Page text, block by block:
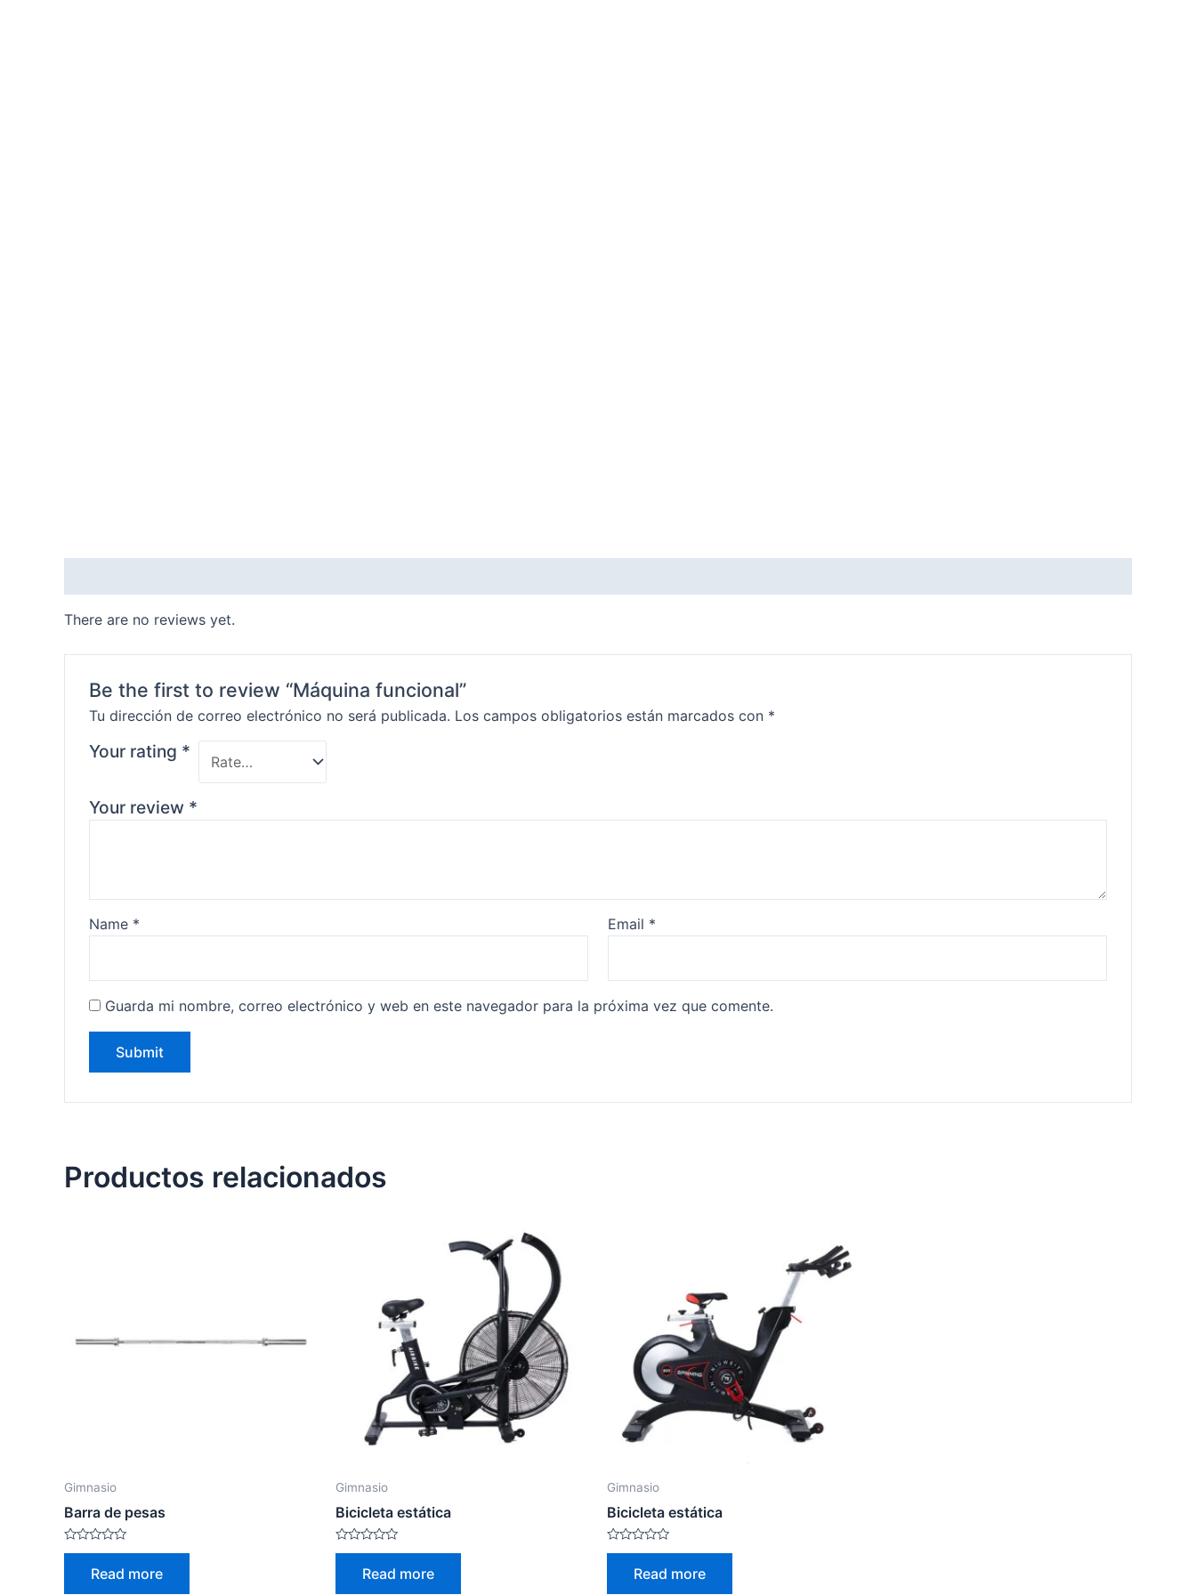
There are no reviews yet.
Be the first to review “Máquina funcional”
Tu dirección de correo electrónico no será publicada. Los campos obligatorios están marcados con *
Your rating *
Your review *
Name * Email *
Guarda mi nombre, correo electrónico y web en este navegador para la próxima vez que comente.
Productos relacionados
Gimnasio
Barra de pesas
Rated
Read more
Gimnasio
Bicicleta estática
Rated
Read more
Gimnasio
Bicicleta estática
Rated
Read more